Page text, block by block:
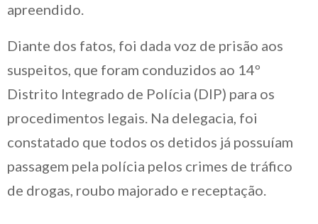
apreendido.
Diante dos fatos, foi dada voz de prisão aos
suspeitos, que foram conduzidos ao 14º
Distrito Integrado de Polícia (DIP) para os
procedimentos legais. Na delegacia, foi
constatado que todos os detidos já possuíam
passagem pela polícia pelos crimes de tráfico
de drogas, roubo majorado e receptação.